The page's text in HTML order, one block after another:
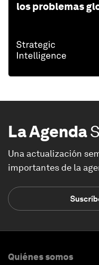
los problemas
La Agenda
Una actualización
importantes de la
Quiénes somos